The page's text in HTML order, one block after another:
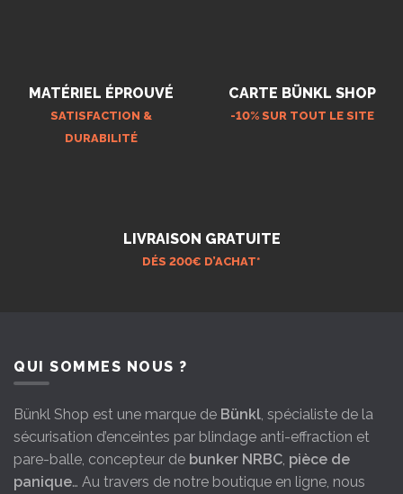
MATÉRIEL ÉPROUVÉ
SATISFACTION &
DURABILITÉ
CARTE BÜNKL SHOP
-10% SUR TOUT LE SITE
LIVRAISON GRATUITE
DÉS 200€ D’ACHAT*
QUI SOMMES NOUS ?
Bünkl Shop est une marque de Bünkl , spécialiste de la
sécurisation d’enceintes par blindage anti-effraction et
pare-balle, concepteur de bunker NRBC pièce de
panique… Au travers de notre boutique en ligne, nous